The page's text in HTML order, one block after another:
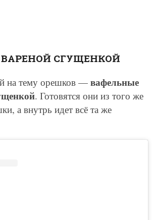
СГУЩЕНКОЙ
на тему орешков — вафельные
. Готовятся они из того же
а внутрь идет всё та же